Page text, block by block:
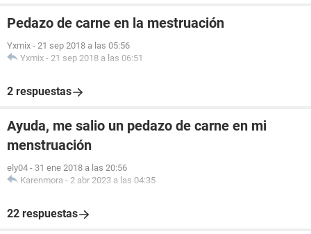
Pedazo de carne en la mestruación
Yxmix - 21 sep 2018 a las 05:56
Yxmix - 21 sep 2018 a las 06:51
2 respuestas
Ayuda, me salio un pedazo de carne en mi
menstruación
ely04 - 31 ene 2018 a las 20:56
Karenmora - 2 abr 2023 a las 04:35
22 respuestas